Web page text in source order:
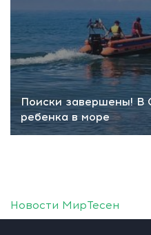
Поиски завершены! В
ребенка в море
Новости МирТесен